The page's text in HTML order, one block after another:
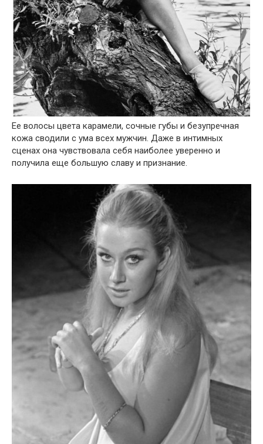
Ее волосы цвета карамели, сочные губы и безупречная
кожа сводили с ума всех мужчин. Даже в интимных
сценах она чувствовала себя наиболее уверенно и
получила еще большую славу и признание.